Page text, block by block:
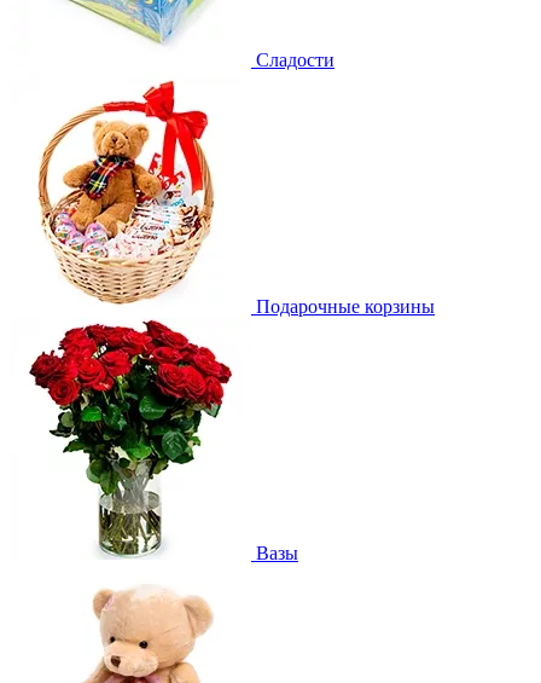
Сладости
Подарочные корзины
Вазы